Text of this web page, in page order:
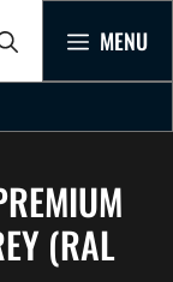
MENU
(RAL